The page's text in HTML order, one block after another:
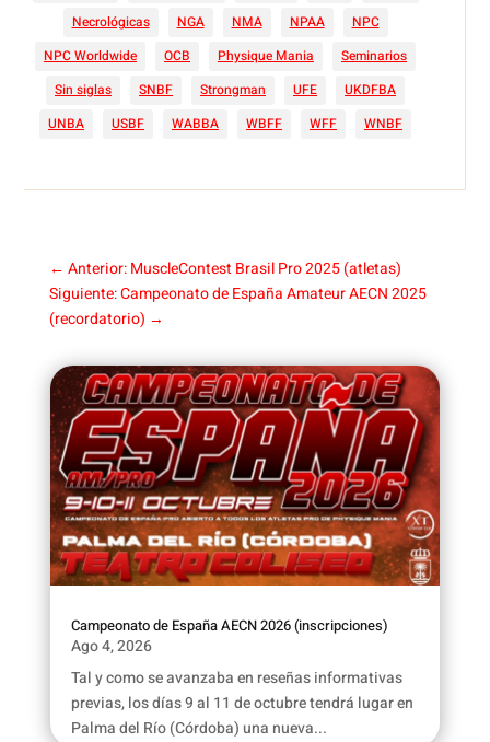
Necrológicas
NGA NMA NPAA
NPC
NPC Worldwide
OCB Physique Mania
Seminarios
Sin siglas
SNBF Strongman UFE
UKDFBA
UNBA
USBF WABBA WBFF WFF WNBF
← Anterior: MuscleContest Brasil Pro 2025 (atletas)
Siguiente: Campeonato de España Amateur AECN 2025
(recordatorio) →
Campeonato de España AECN 2026 (inscripciones)
Ago 4, 2026
Tal y como se avanzaba en reseñas informativas
previas, los días 9 al 11 de octubre tendrá lugar en
Palma del Río (Córdoba) una nueva...